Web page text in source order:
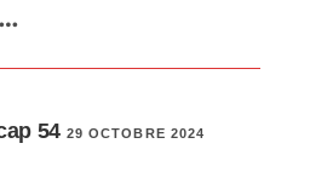
54 29 OCTOBRE 2024